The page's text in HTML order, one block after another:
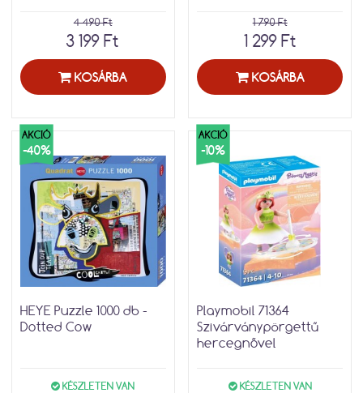
4 490 Ft
3 199 Ft
KOSÁRBA
1 790 Ft
1 299 Ft
KOSÁRBA
AKCIÓ
-40%
HEYE Puzzle 1000 db -
Dotted Cow
KÉSZLETEN VAN
AKCIÓ
-10%
Playmobil 71364
Szivárványpörgettű
hercegnővel
KÉSZLETEN VAN